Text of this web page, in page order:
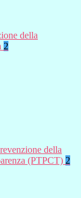
della
2
della
(PTPCT) 2